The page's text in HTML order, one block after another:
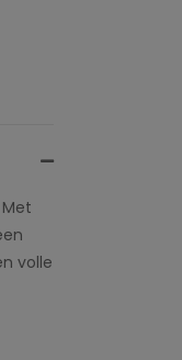
volle